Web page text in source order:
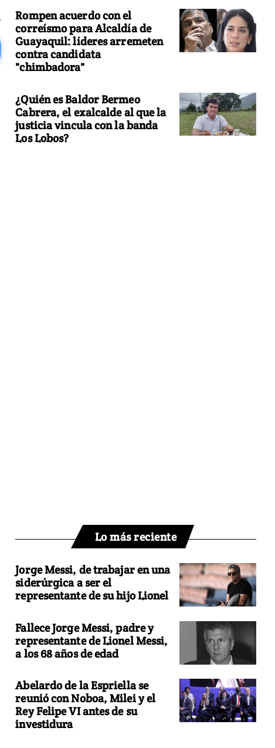
Rompen acuerdo con el
correísmo para Alcaldía de
Guayaquil: líderes arremeten
contra candidata
"chimbadora"
¿Quién es Baldor Bermeo
Cabrera, el exalcalde al que la
justicia vincula con la banda
Los Lobos?
Lo más reciente
Jorge Messi, de trabajar en una
siderúrgica a ser el
representante de su hijo Lionel
Fallece Jorge Messi, padre y
representante de Lionel Messi,
a los 68 años de edad
Abelardo de la Espriella se
reunió con Noboa, Milei y el
Rey Felipe VI antes de su
investidura